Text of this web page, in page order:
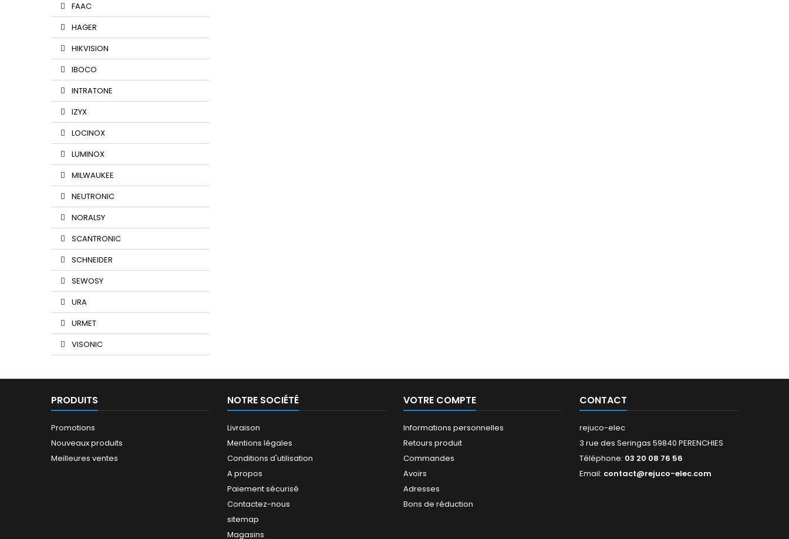
FAAC
HAGER
HIKVISION
IBOCO
INTRATONE
IZYX
LOCINOX
LUMINOX
MILWAUKEE
NEUTRONIC
NORALSY
SCANTRONIC
SCHNEIDER
SEWOSY
URA
URMET
VISONIC
PRODUITS
Promotions
Nouveaux produits
Meilleures ventes
NOTRE SOCIÉTÉ
Livraison
Mentions légales
Conditions d'utilisation
A propos
Paiement sécurisé
Contactez-nous
sitemap
Magasins
VOTRE COMPTE
Informations personnelles
Retours produit
Commandes
Avoirs
Adresses
Bons de réduction
CONTACT
rejuco-elec
3 rue des Seringas 59840 PERENCHIES
Téléphone: 03 20 08 76 56
Email: contact@rejuco-elec.com